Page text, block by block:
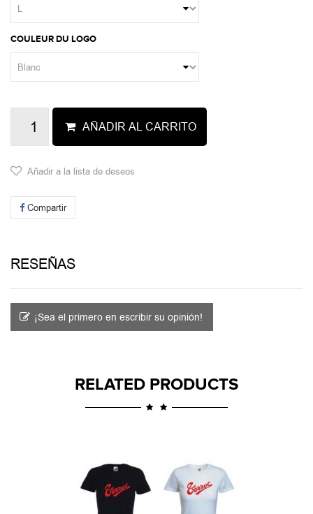
COULEUR DU LOGO
AÑADIR AL CARRITO
Añadir a la lista de deseos
Compartir
RESEÑAS
¡Sea el primero en escribir su opinión!
RELATED PRODUCTS